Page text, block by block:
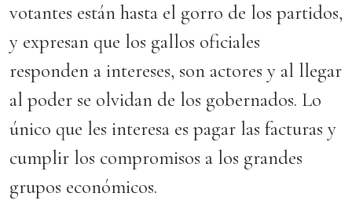
votantes están hasta el gorro de los partidos,
y expresan que los gallos oficiales
responden a intereses, son actores y al llegar
al poder se olvidan de los gobernados. Lo
único que les interesa es pagar las facturas y
cumplir los compromisos a los grandes
grupos económicos.